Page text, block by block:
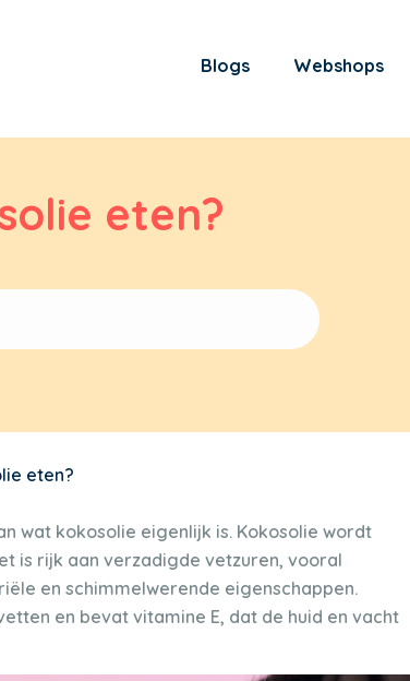
Blogs Webshops
eten?
eten?
wat kokosolie eigenlijk is. Kokosolie wordt
is rijk aan verzadigde vetzuren, vooral
en schimmelwerende eigenschappen.
en bevat vitamine E, dat de huid en vacht